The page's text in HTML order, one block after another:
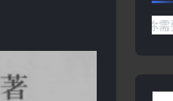
或是网站没有你需要的资源,